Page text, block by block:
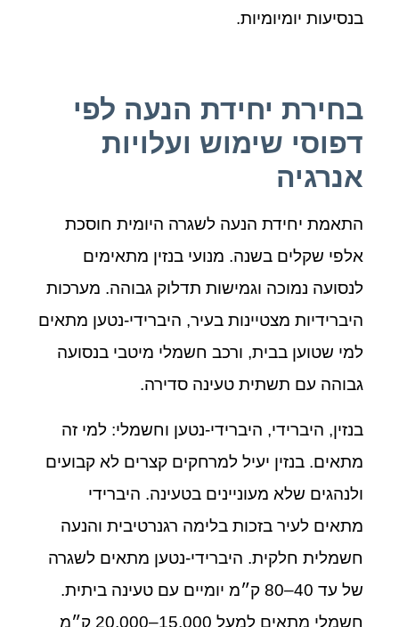
בנסיעות יומיומיות.
בחירת יחידת הנעה לפי
דפוסי שימוש ועלויות
אנרגיה
התאמת יחידת הנעה לשגרה היומית חוסכת
אלפי שקלים בשנה. מנועי בנזין מתאימים
לנסועה נמוכה וגמישות תדלוק גבוהה. מערכות
היברידיות מצטיינות בעיר, היברידי‑נטען מתאים
למי שטוען בבית, ורכב חשמלי מיטבי בנסועה
גבוהה עם תשתית טעינה סדירה.
בנזין, היברידי, היברידי‑נטען וחשמלי: למי זה
מתאים. בנזין יעיל למרחקים קצרים לא קבועים
ולנהגים שלא מעוניינים בטעינה. היברידי
מתאים לעיר בזכות בלימה רגנרטיבית והנעה
חשמלית חלקית. היברידי‑נטען מתאים לשגרה
של עד 40–80 ק״מ יומיים עם טעינה ביתית.
חשמלי מתאים למעל 15,000–20,000 ק״מ